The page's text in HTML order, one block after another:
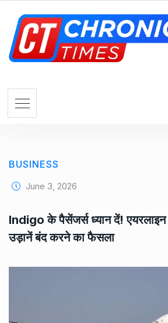
BUSINESS
June 3, 2026
Indigo के पैसेंजर्स ध्यान दें!
उड़ानें बंद करने का फैसला